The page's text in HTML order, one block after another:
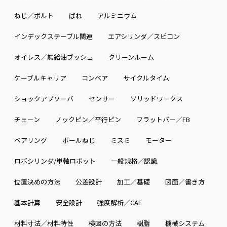
ねじ／ボルト ばね アルミニウム
インデックステーブル関連 エアシリンダ／スピコン
オイレス／無給油ブッシュ クリーンルーム
ケーブルキャリア コンベア サイクルタイム
ショックアブソーバ センサー ソリッドワークス
チェーン ノックピン／平行ピン フラットバー／FB
ベアリング ボールねじ ミスミ モーター
ロボシリンダ/単軸ロボット 一般規格／認識
位置決めの方法 公差設計 加工／基礎 図面／書き方
基本計算 安全設計 強度解析／CAE
材料寸法／材料特性 検図の方法 樹脂 機械システム